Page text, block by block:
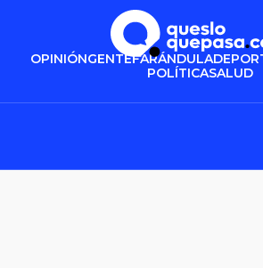
OPINIÓNGENTEFARÁNDULA
POLÍTICASALUD